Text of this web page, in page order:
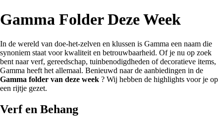
Gamma Folder Deze Week
In de wereld van doe-het-zelven en klussen is Gamma een naam die
synoniem staat voor kwaliteit en betrouwbaarheid. Of je nu op zoek
bent naar verf, gereedschap, tuinbenodigdheden of decoratieve items,
Gamma heeft het allemaal. Benieuwd naar de aanbiedingen in de
Gamma folder van deze week ? Wij hebben de highlights voor je op
een rijtje gezet.
Verf en Behang